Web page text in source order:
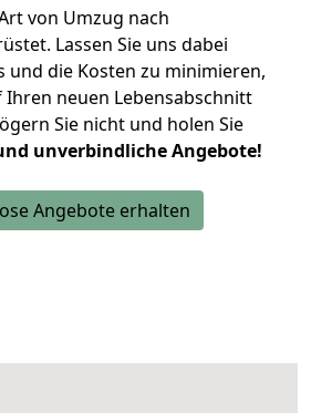
von Umzug nach
Lassen Sie uns dabei
und die Kosten zu minimieren,
Ihren neuen Lebensabschnitt
Sie nicht und holen Sie
unverbindliche Angebote!
Angebote erhalten